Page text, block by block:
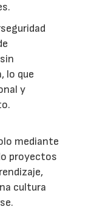
lo que
y
mediante
proyectos
cultura